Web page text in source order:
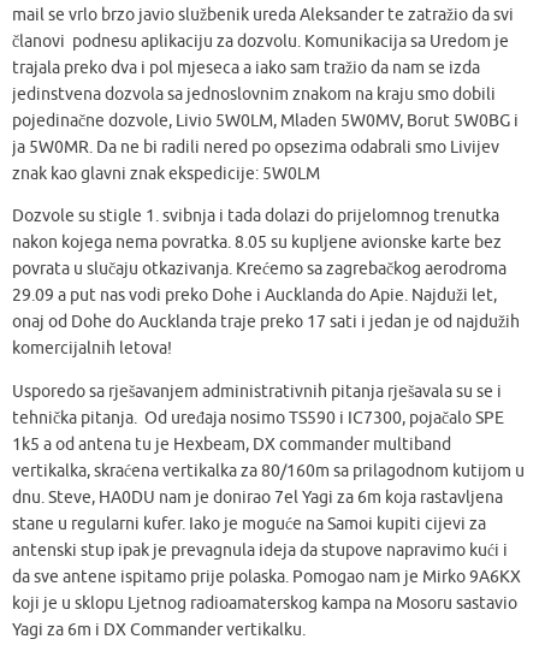
mail se vrlo brzo javio službenik ureda Aleksander te zatražio da svi
članovi podnesu aplikaciju za dozvolu. Komunikacija sa Uredom je
trajala preko dva i pol mjeseca a iako sam tražio da nam se izda
jedinstvena dozvola sa jednoslovnim znakom na kraju smo dobili
pojedinačne dozvole, Livio 5W0LM, Mladen 5W0MV, Borut 5W0BG i
ja 5W0MR. Da ne bi radili nered po opsezima odabrali smo Livijev
znak kao glavni znak ekspedicije: 5W0LM
Dozvole su stigle 1. svibnja i tada dolazi do prijelomnog trenutka
nakon kojega nema povratka. 8.05 su kupljene avionske karte bez
povrata u slučaju otkazivanja. Krećemo sa zagrebačkog aerodroma
29.09 a put nas vodi preko Dohe i Aucklanda do Apie. Najduži let,
onaj od Dohe do Aucklanda traje preko 17 sati i jedan je od najdužih
komercijalnih letova!
Usporedo sa rješavanjem administrativnih pitanja rješavala su se i
tehnička pitanja. Od uređaja nosimo TS590 i IC7300, pojačalo SPE
1k5 a od antena tu je Hexbeam, DX commander multiband
vertikalka, skraćena vertikalka za 80/160m sa prilagodnom kutijom u
dnu. Steve, HA0DU nam je donirao 7el Yagi za 6m koja rastavljena
stane u regularni kufer. Iako je moguće na Samoi kupiti cijevi za
antenski stup ipak je prevagnula ideja da stupove napravimo kući i
da sve antene ispitamo prije polaska. Pomogao nam je Mirko 9A6KX
koji je u sklopu Ljetnog radioamaterskog kampa na Mosoru sastavio
Yagi za 6m i DX Commander vertikalku.